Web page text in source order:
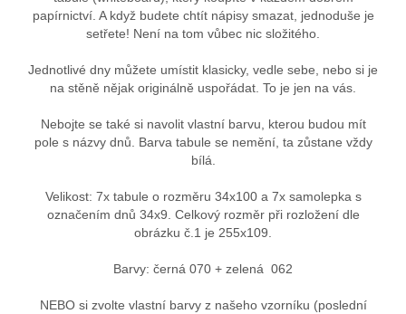
papírnictví. A když budete chtít nápisy smazat, jednoduše je
setřete! Není na tom vůbec nic složitého.
Jednotlivé dny můžete umístit klasicky, vedle sebe, nebo si je
na stěně nějak originálně uspořádat. To je jen na vás.
Nebojte se také si navolit vlastní barvu, kterou budou mít
pole s názvy dnů. Barva tabule se nemění, ta zůstane vždy
bílá.
Velikost: 7x tabule o rozměru 34x100 a 7x samolepka s
označením dnů 34x9. Celkový rozměr při rozložení dle
obrázku č.1 je 255x109.
Barvy: černá 070 + zelená 062
NEBO si zvolte vlastní barvy z našeho vzorníku (poslední